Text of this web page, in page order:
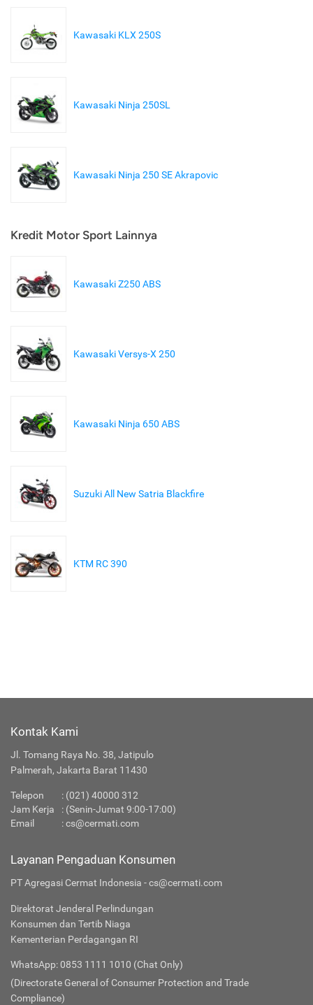
Kawasaki KLX 250S
Kawasaki Ninja 250SL
Kawasaki Ninja 250 SE Akrapovic
Kredit Motor Sport Lainnya
Kawasaki Z250 ABS
Kawasaki Versys-X 250
Kawasaki Ninja 650 ABS
Suzuki All New Satria Blackfire
KTM RC 390
Kontak Kami
Jl. Tomang Raya No. 38, Jatipulo
Palmerah, Jakarta Barat 11430
Telepon : (021) 40000 312
Jam Kerja
: (Senin-Jumat 9:00-17:00)
Email
:cs@cermati.com
Layanan Pengaduan Konsumen
PT Agregasi Cermat Indonesia - cs@cermati.com
Direktorat Jenderal Perlindungan
Konsumen dan Tertib Niaga
Kementerian Perdagangan RI
WhatsApp: 0853 1111 1010 (Chat Only)
(Directorate General of Consumer Protection and Trade
Compliance)